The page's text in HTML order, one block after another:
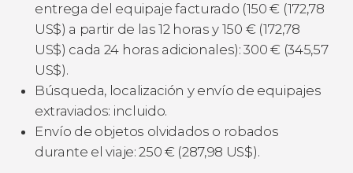
entrega del equipaje facturado (150€ (172,78
US$) a partir de las 12 horas y 150 € (172,78
US$) cada 24 horas adicionales): 300€ (345,57
US$).
Búsqueda, localización y envío de equipajes
extraviados: incluido.
Envío de objetos olvidados o robados
durante el viaje: 250 € (287,98 US$).